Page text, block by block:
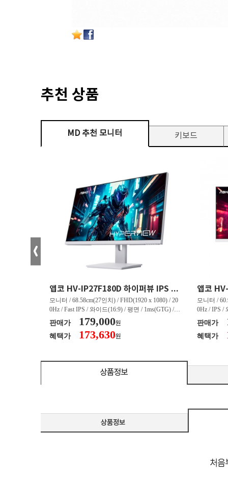
추천 상품
MD 추천 모니터 키보드
앱코 HV-IP27F180D 하이퍼뷰 IPS FHD 200 HDR 무결점
모니터 / 68.58cm(27인치) / FHD(1920 x 1080) / 20
0Hz / Fast IPS / 와이드(16:9) / 평면 / 1ms(GTG) / 3
50nit / 1,000:1 / 헤드폰 아웃 / LED 조명 / 틸트(상
하) / 6kg / [색상영역] / sRGB:128% / Adobe RGB:8
5% / DCI-P3:91% / NTSC:90% / [게임특화] / 조준
판매가 179,000원
혜택가 173,630원
모니터 /
0Hz / IPS /
50nit /
하) / 4.9kg
80% / DCI-
판매가
혜택가